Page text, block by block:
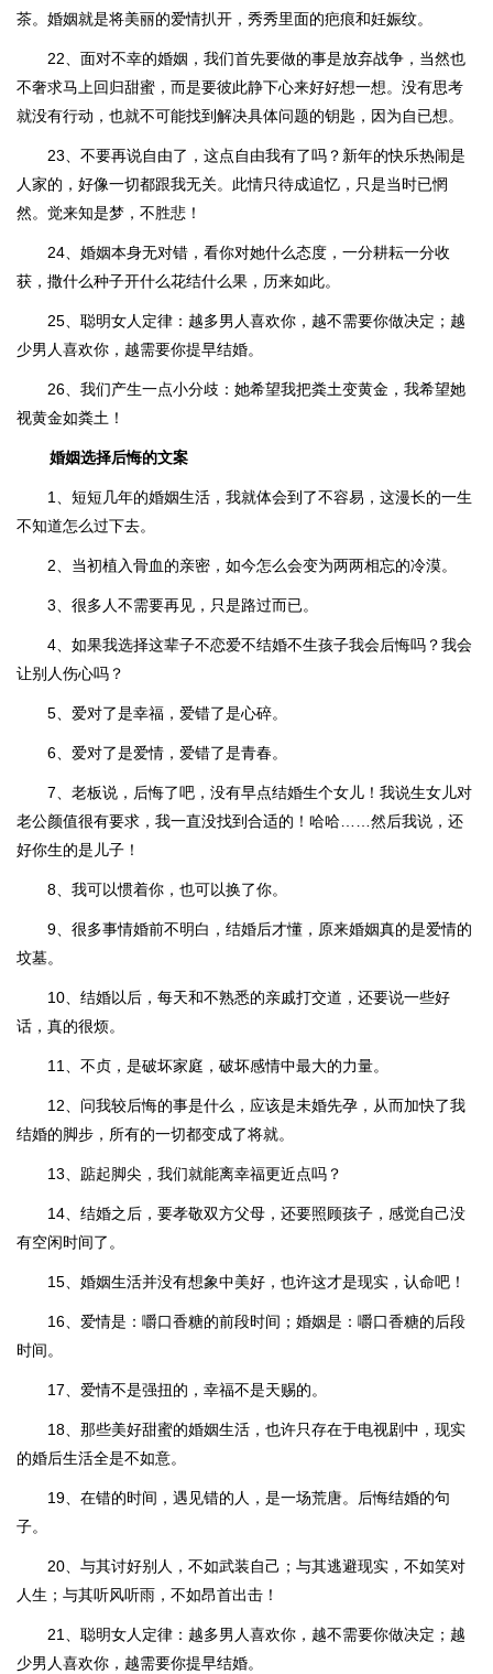
茶。婚姻就是将美丽的爱情扒开，秀秀里面的疤痕和妊娠纹。
22、面对不幸的婚姻，我们首先要做的事是放弃战争，当然也
不奢求马上回归甜蜜，而是要彼此静下心来好好想一想。没有思考
就没有行动，也就不可能找到解决具体问题的钥匙，因为自已想。
23、不要再说自由了，这点自由我有了吗？新年的快乐热闹是
人家的，好像一切都跟我无关。此情只待成追忆，只是当时已惘
然。觉来知是梦，不胜悲！
24、婚姻本身无对错，看你对她什么态度，一分耕耘一分收
获，撒什么种子开什么花结什么果，历来如此。
25、聪明女人定律：越多男人喜欢你，越不需要你做决定；越
少男人喜欢你，越需要你提早结婚。
26、我们产生一点小分歧：她希望我把粪土变黄金，我希望她
视黄金如粪土！
婚姻选择后悔的文案
1、短短几年的婚姻生活，我就体会到了不容易，这漫长的一生
不知道怎么过下去。
2、当初植入骨血的亲密，如今怎么会变为两两相忘的冷漠。
3、很多人不需要再见，只是路过而已。
4、如果我选择这辈子不恋爱不结婚不生孩子我会后悔吗？我会
让别人伤心吗？
5、爱对了是幸福，爱错了是心碎。
6、爱对了是爱情，爱错了是青春。
7、老板说，后悔了吧，没有早点结婚生个女儿！我说生女儿对
老公颜值很有要求，我一直没找到合适的！哈哈……然后我说，还
好你生的是儿子！
8、我可以惯着你，也可以换了你。
9、很多事情婚前不明白，结婚后才懂，原来婚姻真的是爱情的
坟墓。
10、结婚以后，每天和不熟悉的亲戚打交道，还要说一些好
话，真的很烦。
11、不贞，是破坏家庭，破坏感情中最大的力量。
12、问我较后悔的事是什么，应该是未婚先孕，从而加快了我
结婚的脚步，所有的一切都变成了将就。
13、踮起脚尖，我们就能离幸福更近点吗？
14、结婚之后，要孝敬双方父母，还要照顾孩子，感觉自己没
有空闲时间了。
15、婚姻生活并没有想象中美好，也许这才是现实，认命吧！
16、爱情是：嚼口香糖的前段时间；婚姻是：嚼口香糖的后段
时间。
17、爱情不是强扭的，幸福不是天赐的。
18、那些美好甜蜜的婚姻生活，也许只存在于电视剧中，现实
的婚后生活全是不如意。
19、在错的时间，遇见错的人，是一场荒唐。后悔结婚的句
子。
20、与其讨好别人，不如武装自己；与其逃避现实，不如笑对
人生；与其听风听雨，不如昂首出击！
21、聪明女人定律：越多男人喜欢你，越不需要你做决定；越
少男人喜欢你，越需要你提早结婚。